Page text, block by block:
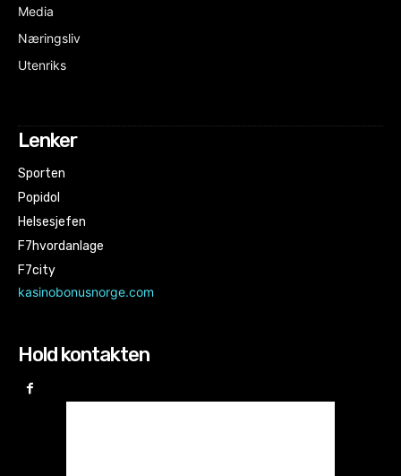
Media
Næringsliv
Utenriks
Lenker
Sporten
Popidol
Helsesjefen
F7hvordanlage
F7city
kasinobonusnorge.com
Hold kontakten